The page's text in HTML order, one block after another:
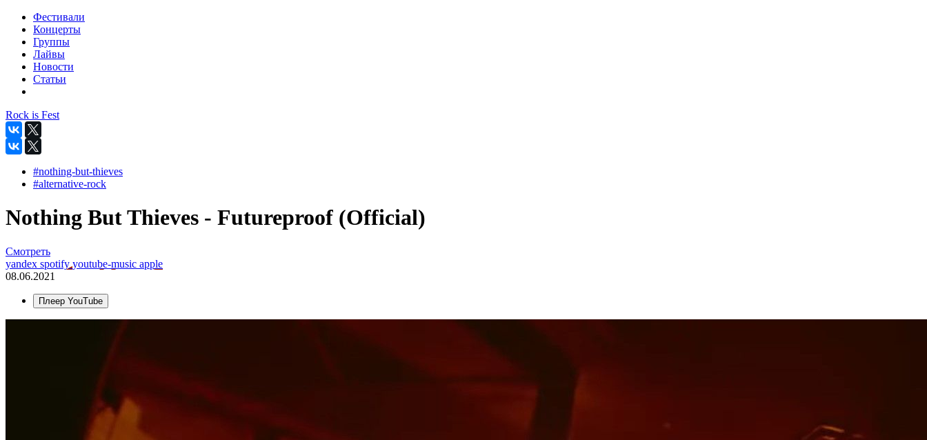
Фестивали
Концерты
Группы
Лайвы
Новости
Статьи
Rock is Fest
#nothing-but-thieves
#alternative-rock
Nothing But Thieves - Futureproof (Official)
Смотреть
yandex spotifyyoutube-music apple
08.06.2021
Плеер YouTube